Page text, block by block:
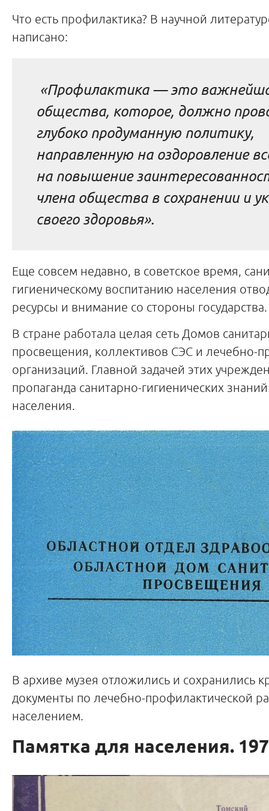
Что есть профилактика? В научной
написано:
«Профилактика — это
общества, которое, должно
глубоко продуманную политику,
направленную на оздоровление
на повышение
члена общества в сохранении и
своего здоровья».
Еще совсем недавно, в советское время,
гигиеническому воспитанию населения
ресурсы и внимание со стороны государства.
В стране работала целая сеть Домов
просвещения, коллективов СЭС и лечебно-
организаций. Главной задачей этих
пропаганда санитарно-гигиенических
населения.
В архиве музея отложились и сохранились
документы по лечебно-профилактической
населением.
Памятка для населения.